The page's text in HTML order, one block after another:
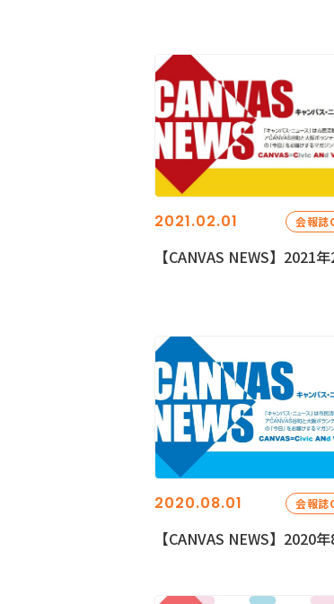
2021.02.01 会報誌
【CANVAS NEWS】2021
2020.08.01 会報誌
【CANVAS NEWS】2020